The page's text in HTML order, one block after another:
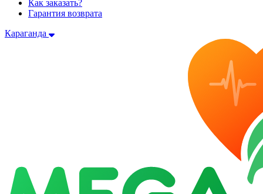
Как заказать?
Гарантия возврата
Караганда